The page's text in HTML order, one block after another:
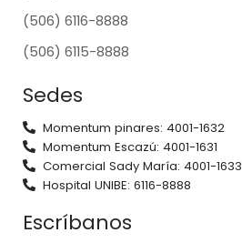
(506) 6116-8888
(506) 6115-8888
Sedes
Momentum pinares: 4001-1632
Momentum Escazú: 4001-1631
Comercial Sady María: 4001-1633
Hospital UNIBE: 6116-8888
Escríbanos